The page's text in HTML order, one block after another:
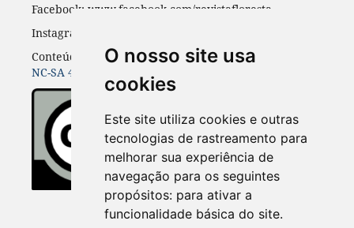
O nosso site usa
cookies
Este site utiliza cookies e outras
tecnologias de rastreamento para
melhorar sua experiência de
navegação para os seguintes
propósitos: para ativar a
funcionalidade básica do site.
Facebook: www.facebook.com/revistafloresta
Instagran: revista_floresta
Conteúdos do periódico licenciados sob uma
NC-SA 4.0